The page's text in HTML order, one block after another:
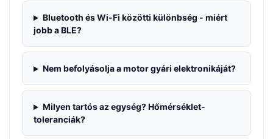
Bluetooth és Wi-Fi közötti különbség - miért
jobb a BLE?
Nem befolyásolja a motor gyári elektronikáját?
Milyen tartós az egység? Hőmérséklet-
toleranciák?